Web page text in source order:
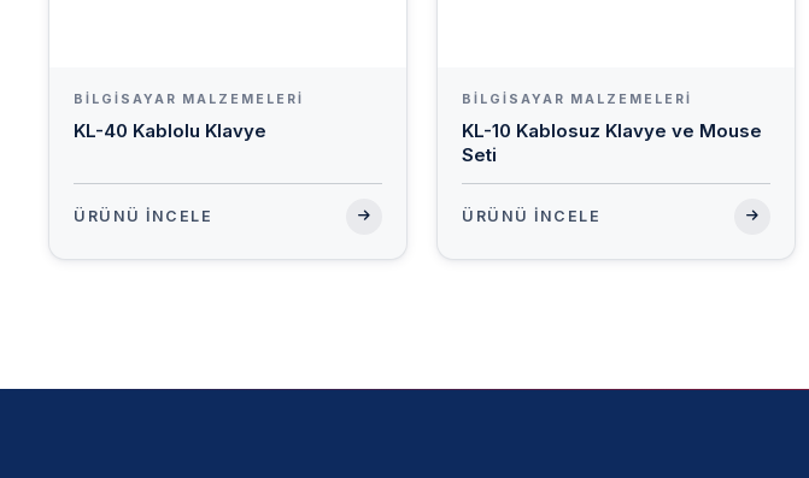
BILGISAYAR MALZEMELERI
KL-40 Kablolu Klavye
ÜRÜNÜ İNCELE
BILGISAYAR MALZEMELERI
KL-10 Kablosuz Klavye ve Mouse
Seti
ÜRÜNÜ İNCELE